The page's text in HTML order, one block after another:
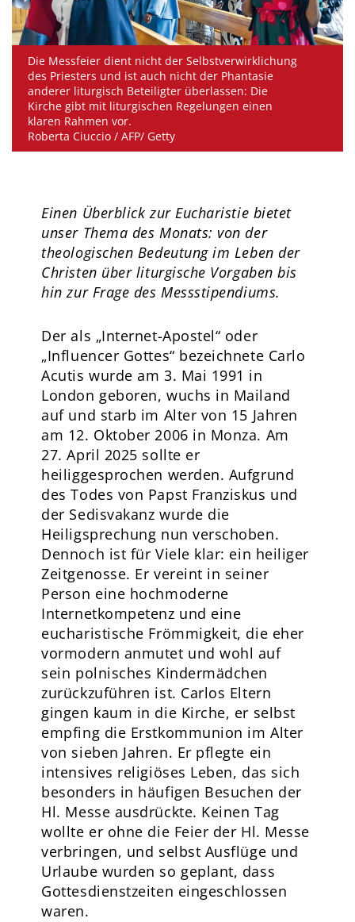
Die Messfeier dient nicht der Selbstverwirklichung
des Priesters und ist auch nicht der Phantasie
anderer liturgisch Beteiligter überlassen: Die
Kirche gibt mit liturgischen Regelungen einen
klaren Rahmen vor.
Roberta Ciuccio / AFP/ Getty
Einen Überblick zur Eucharistie bietet
unser Thema des Monats: von der
theologischen Bedeutung im Leben der
Christen über liturgische Vorgaben bis
hin zur Frage des Messstipendiums.
Der als „Internet-Apostel“ oder
„Influencer Gottes“ bezeichnete Carlo
Acutis wurde am 3. Mai 1991 in
London geboren, wuchs in Mailand
auf und starb im Alter von 15 Jahren
am 12. Oktober 2006 in Monza. Am
27. April 2025 sollte er
heiliggesprochen werden. Aufgrund
des Todes von Papst Franziskus und
der Sedisvakanz wurde die
Heiligsprechung nun verschoben.
Dennoch ist für Viele klar: ein heiliger
Zeitgenosse. Er vereint in seiner
Person eine hochmoderne
Internetkompetenz und eine
eucharistische Frömmigkeit, die eher
vormodern anmutet und wohl auf
sein polnisches Kindermädchen
zurückzuführen ist. Carlos Eltern
gingen kaum in die Kirche, er selbst
empfing die Erstkommunion im Alter
von sieben Jahren. Er pflegte ein
intensives religiöses Leben, das sich
besonders in häufigen Besuchen der
Hl. Messe ausdrückte. Keinen Tag
wollte er ohne die Feier der Hl. Messe
verbringen, und selbst Ausflüge und
Urlaube wurden so geplant, dass
Gottesdienstzeiten eingeschlossen
waren.